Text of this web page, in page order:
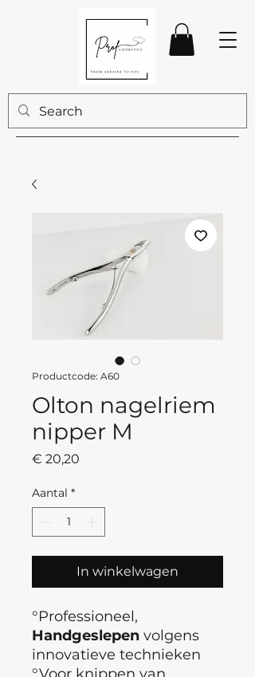
Productcode: A60
Olton nagelriem
nipper M
€ 20,20
Aantal *
In winkelwagen
°Professioneel,
Handgeslepen volgens
innovatieve technieken